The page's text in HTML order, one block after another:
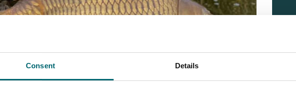
Consent Details